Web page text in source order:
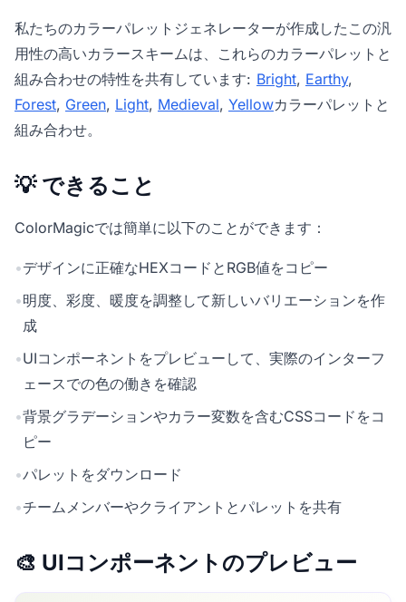
私たちのカラーパレットジェネレーターが作成したこの汎
用性の高いカラースキームは、これらのカラーパレットと
組み合わせの特性を共有しています: Bright, Earthy,
Forest, Green, Light, Medieval, Yellowカラーパレットと
組み合わせ。
💡 できること
ColorMagicでは簡単に以下のことができます：
•デザインに正確なHEXコードとRGB値をコピー
•明度、彩度、暖度を調整して新しいバリエーションを作
成
•UIコンポーネントをプレビューして、実際のインターフ
ェースでの色の働きを確認
•背景グラデーションやカラー変数を含むCSSコードをコ
ピー
•パレットをダウンロード
•チームメンバーやクライアントとパレットを共有
🎨 UIコンポーネントのプレビュー